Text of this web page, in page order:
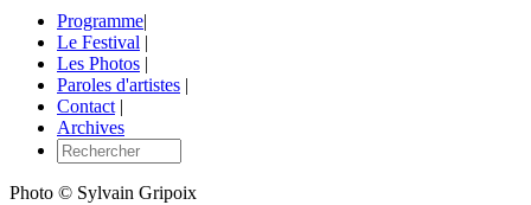
Programme|
Le Festival |
Les Photos |
Paroles d'artistes |
Contact |
Archives
Photo © Sylvain Gripoix